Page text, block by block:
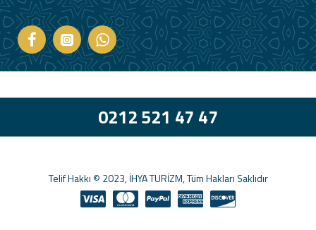
0212 521 47 47
Telif Hakkı © 2023, İHYA TURİZM, Tüm Hakları Saklıdır